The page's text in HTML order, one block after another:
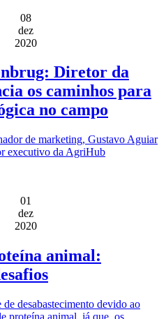
08
dez
2020
Diretor da
os caminhos para
no campo
de marketing, Gustavo Aguiar
executivo da AgriHub
01
dez
2020
animal:
desabastecimento devido ao